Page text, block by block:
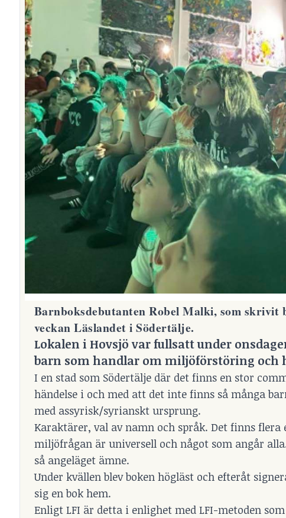
Barnboksdebutanten Robel Malki, som skrivit
veckan Läslandet i Södertälje.
Lokalen i Hovsjö var fullsatt under
barn som handlar om miljöförstöring och
I en stad som Södertälje där det finns en stor
händelse i och med att det inte finns så många
med assyrisk/syrianskt ursprung.
Karaktärer, val av namn och språk. Det finns
miljöfrågan är universell och något som angår
så angeläget ämne.
Under kvällen blev boken högläst och efteråt
sig en bok hem.
Enligt LFI är detta i enlighet med LFI-metoden